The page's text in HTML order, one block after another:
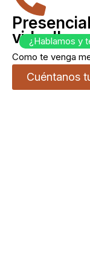
Como te venga
Cuéntanos
¿Hablamos y